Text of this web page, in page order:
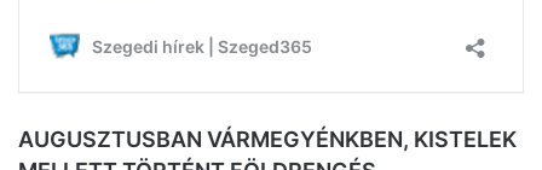
AUGUSZTUSBAN VÁRMEGYÉNKBEN, KISTELEK